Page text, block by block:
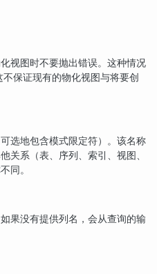
视图时不要抛出错误。这种情况
保证现有的物化视图与将要创
选地包含模式限定符）。该名称
关系（表、序列、索引、视图、
同。
果没有提供列名，会从查询的输